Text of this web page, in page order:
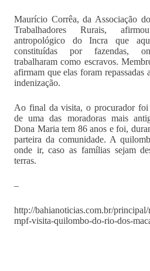
Maurício Corrêa, da Associação
Trabalhadores Rurais,
antropológico do Incra que
constituídas por fazendas,
trabalharam como escravos.
afirmam que elas foram repassadas
indenização.
Ao final da visita, o procurador foi
de uma das moradoras mais
Dona Maria tem 86 anos e foi,
parteira da comunidade. A
onde ir, caso as famílias sejam
terras.
–
http://bahianoticias.com.br/
mpf-visita-quilombo-do-rio-dos-